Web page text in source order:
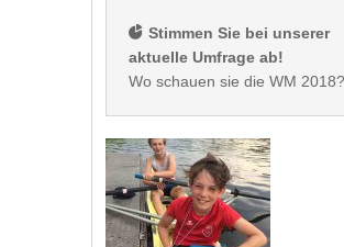
Stimmen Sie bei unserer
aktuelle Umfrage ab!